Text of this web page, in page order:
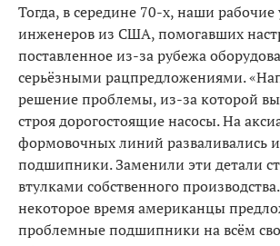
Тогда, в середине 70-х, наши рабочие
инженеров из США, помогавших
поставленное из-за рубежа
серьёзными рацпредложениями.
решение проблемы, из-за которой
строя дорогостоящие насосы. На
формовочных линий разваливались
подшипники. Заменили эти детали
втулками собственного
некоторое время американцы
проблемные подшипники на всём